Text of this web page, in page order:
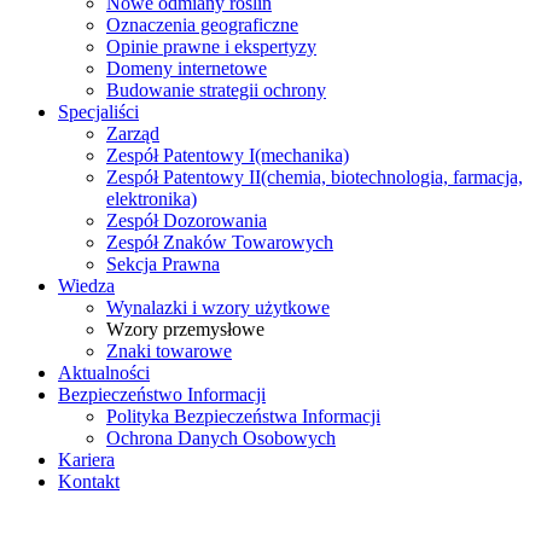
Oznaczenia geograficzne
Opinie prawne i ekspertyzy
Domeny internetowe
Budowanie strategii ochrony
Specjaliści
Zarząd
Zespół Patentowy I(mechanika)
Zespół Patentowy II(chemia, biotechnologia, farmacja,
elektronika)
Zespół Dozorowania
Zespół Znaków Towarowych
Sekcja Prawna
Wiedza
Wynalazki i wzory użytkowe
Wzory przemysłowe
Znaki towarowe
Aktualności
Bezpieczeństwo Informacji
Polityka Bezpieczeństwa Informacji
Ochrona Danych Osobowych
Kariera
Kontakt